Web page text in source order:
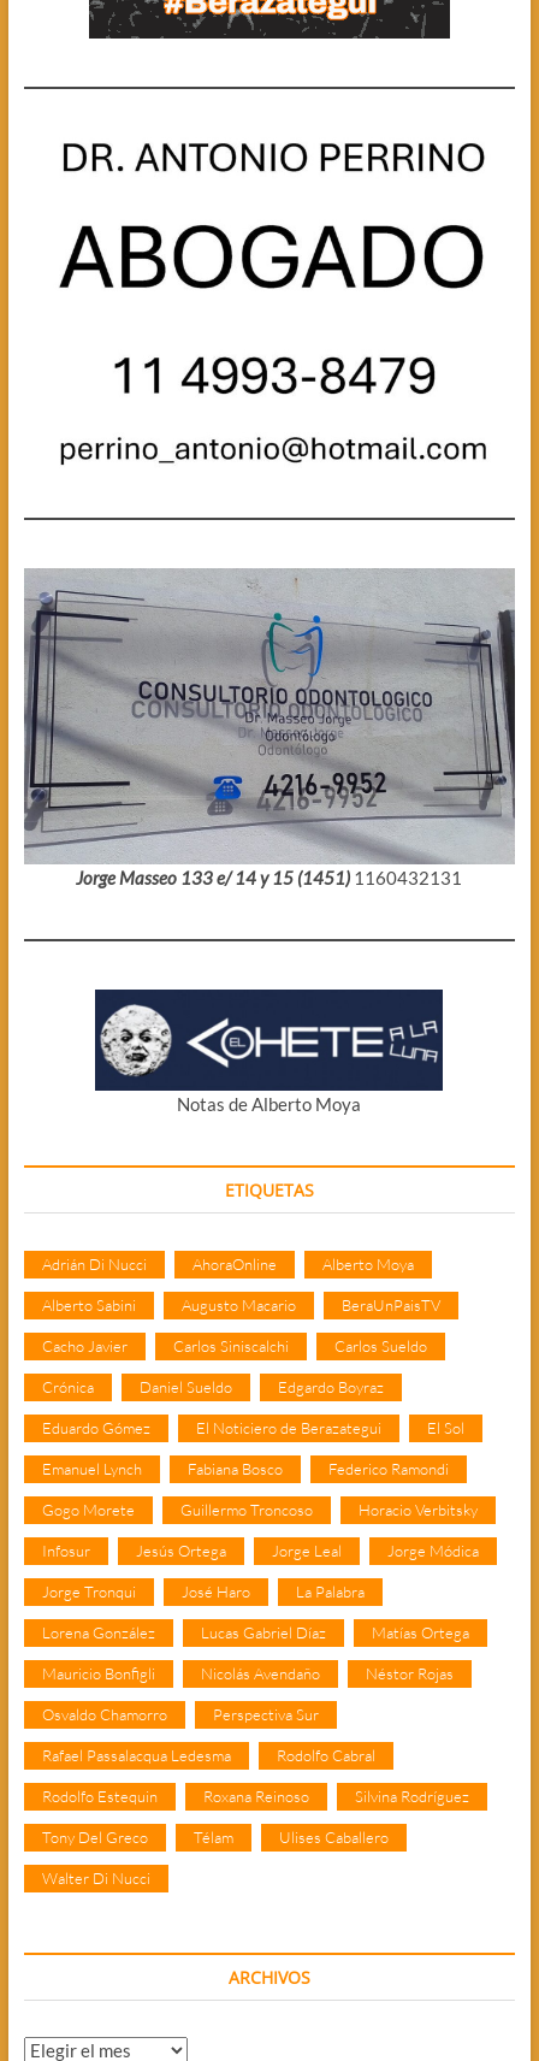
Jorge Masseo 133 e/ 14 y 15 (1451) 1160432131
Notas de Alberto Moya
ETIQUETAS
Adrián Di Nucci AhoraOnline Alberto Moya
Alberto Sabini Augusto Macario BeraUnPaisTV
Cacho Javier Carlos Siniscalchi Carlos Sueldo
Crónica Daniel Sueldo Edgardo Boyraz
Eduardo Gómez El Noticiero de Berazategui El Sol
Emanuel Lynch Fabiana Bosco Federico Ramondi
Gogo Morete Guillermo Troncoso Horacio Verbitsky
Infosur Jesús Ortega Jorge Leal Jorge Módica
Jorge Tronqui José Haro La Palabra
Lorena González Lucas Gabriel Díaz Matías Ortega
Mauricio Bonfigli Nicolás Avendaño Néstor Rojas
Osvaldo Chamorro Perspectiva Sur
Rafael Passalacqua Ledesma Rodolfo Cabral
Rodolfo Estequin Roxana Reinoso Silvina Rodríguez
Tony Del Greco Télam Ulises Caballero
Walter Di Nucci
ARCHIVOS
Archivos